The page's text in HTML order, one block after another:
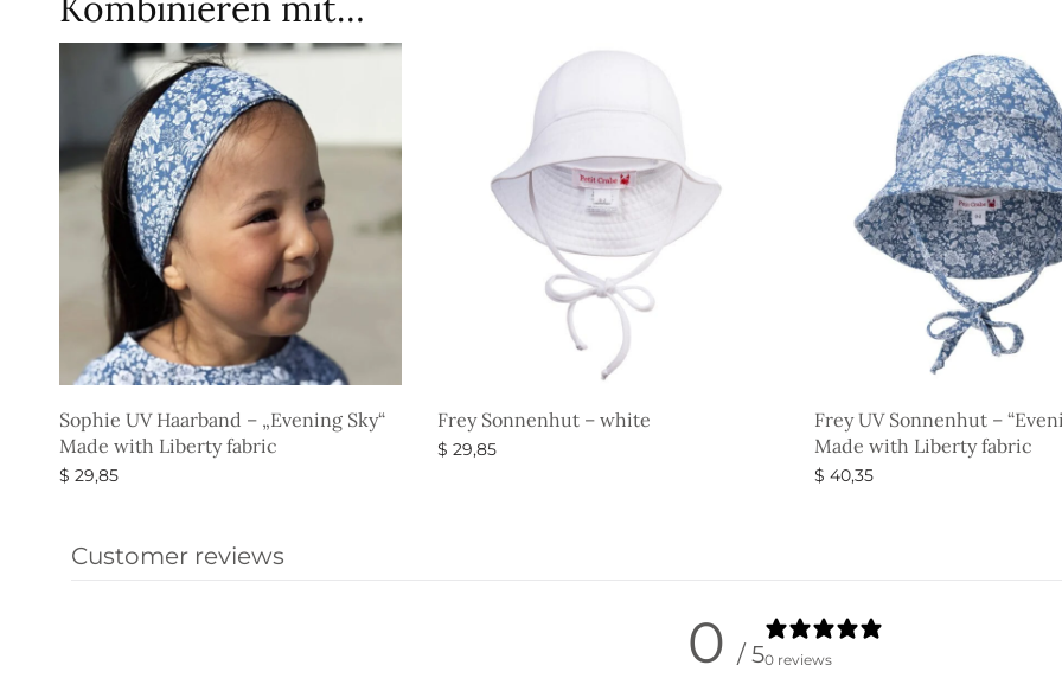
Sophie UV Haarband – „Evening Sky“
Made with Liberty fabric
$ 29,85
Frey Sonnenhut – white
$ 29,85
Frey UV Sonnenhut –
Made with Liberty fabric
$ 40,35
Customer reviews
0 / 50 reviews